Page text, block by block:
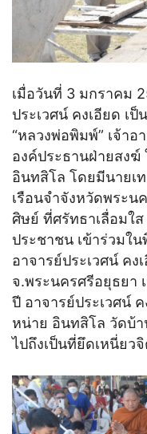
เมื่อวันที่ 3 มกราคม
ประเวศน์ คงเอียด เ
“หลวงพ่อพิมพ์” เจ้า
องค์ประธานฝ่ายสงฆ์
อินทสิโล โดยมีนายเ
เรือนจำจังหวัดพระ
ศิษย์ ที่ศรัทธาเลื่อมใ
ประชาชน เข้าร่วมใ
อาจารย์ประเวศน์ ค
จ.พระนครศรีอยุธยา
ปี อาจารย์ประเวศน์
หน่าย อินทสิโล วัดบ้า
ไปถึงเป็นที่ยึดเหนี่ยว